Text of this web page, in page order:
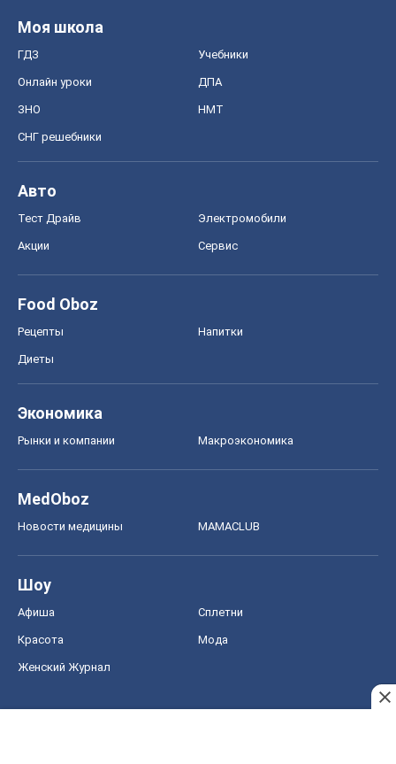
Моя школа
ГДЗ Учебники
Онлайн уроки ДПА
ЗНО НМТ
СНГ решебники
Авто
Тест Драйв Электромобили
Акции Сервис
Food Oboz
Рецепты Напитки
Диеты
Экономика
Рынки и компании Mакроэкономика
MedOboz
Новости медицины MAMACLUB
Шоу
Афиша Сплетни
Красота Мода
Женский Журнал